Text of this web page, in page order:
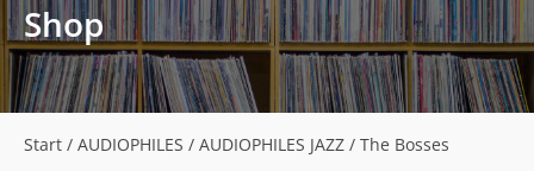
Shop
Start / AUDIOPHILES / AUDIOPHILES JAZZ / The Bosses